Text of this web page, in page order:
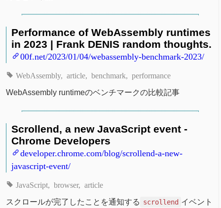
Performance of WebAssembly runtimes
in 2023 | Frank DENIS random thoughts.
00f.net/2023/01/04/webassembly-benchmark-2023/
WebAssembly article benchmark performance
WebAssembly runtimeのベンチマークの比較記事
Scrollend, a new JavaScript event -
Chrome Developers
developer.chrome.com/blog/scrollend-a-new-
javascript-event/
JavaScript browser article
スクロールが完了したことを通知する scrollend イベント